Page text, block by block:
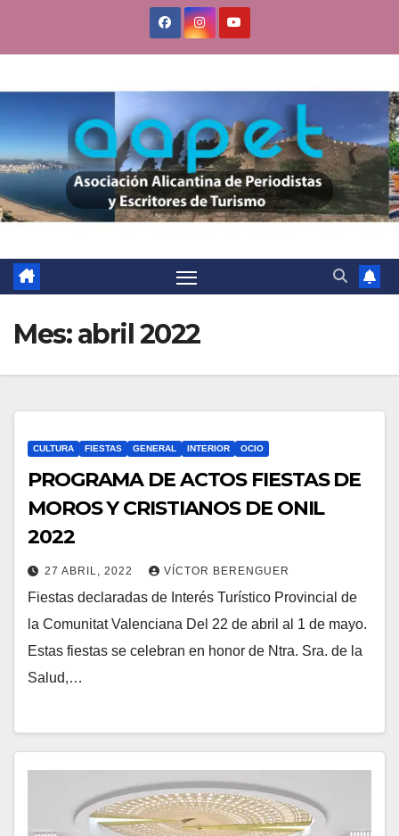
Mes:abril 2022
CULTURA FIESTAS GENERAL INTERIOR OCIO
PROGRAMA DE ACTOS FIESTAS DE
MOROS Y CRISTIANOS DE ONIL
2022
27 ABRIL, 2022 VÍCTOR BERENGUER
Fiestas declaradas de Interés Turístico Provincial de
la Comunitat Valenciana Del 22 de abril al 1 de mayo.
Estas fiestas se celebran en honor de Ntra. Sra. de la
Salud,…